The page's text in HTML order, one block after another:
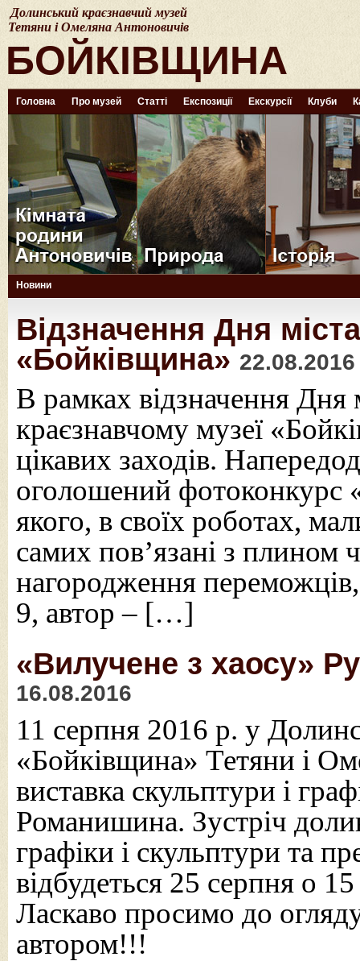
Долинський краєзнавчий музей
Тетяни і Омеляна Антоновичів
БОЙКІВЩИНА
Головна Про музей Статті Експозиції Екскурсії Клуби
Новини
Відзначення Дня
«Бойківщина» 22.08.2016
В рамках відзначення
краєзнавчому музеї
цікавих заходів.
оголошений фотоконкурс
якого, в своїх роботах,
самих пов’язані з плином
нагородження
9, автор – […]
«Вилучене з хаосу»
16.08.2016
11 серпня 2016 р. у
«Бойківщина» Тетяни і
виставка скульптури і
Романишина. Зустріч
графіки і скульптури та
відбудеться 25 серпня о
Ласкаво просимо до огляду
автором!!!